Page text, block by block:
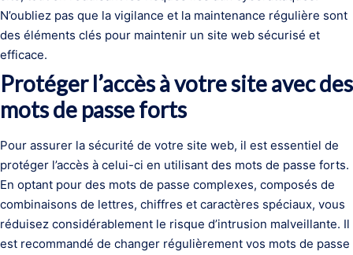
N’oubliez pas que la vigilance et la maintenance régulière sont
des éléments clés pour maintenir un site web sécurisé et
efficace.
Protéger l’accès à votre site avec des
mots de passe forts
Pour assurer la sécurité de votre site web, il est essentiel de
protéger l’accès à celui-ci en utilisant des mots de passe forts.
En optant pour des mots de passe complexes, composés de
combinaisons de lettres, chiffres et caractères spéciaux, vous
réduisez considérablement le risque d’intrusion malveillante. Il
est recommandé de changer régulièrement vos mots de passe